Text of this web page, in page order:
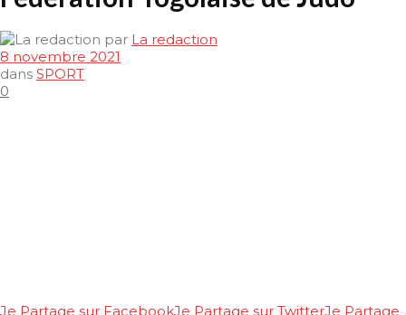
par La redaction
8 novembre 2021
dans SPORT
0
Je Partage sur FacebookJe Partage sur TwitterJe Partage